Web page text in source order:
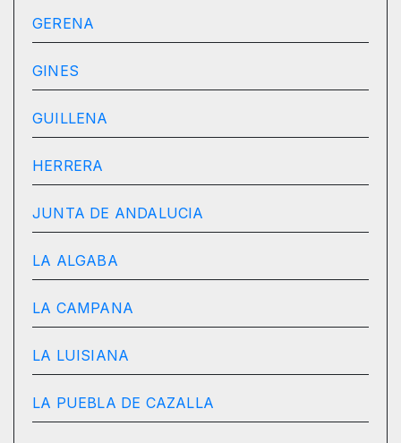
GERENA
GINES
GUILLENA
HERRERA
JUNTA DE ANDALUCIA
LA ALGABA
LA CAMPANA
LA LUISIANA
LA PUEBLA DE CAZALLA